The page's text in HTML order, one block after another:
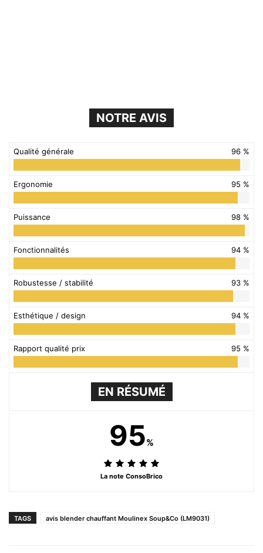
NOTRE AVIS
Qualité générale 96 %
Ergonomie 95 %
Puissance 98 %
Fonctionnalités 94 %
Robustesse / stabilité 93 %
Esthétique / design 94 %
Rapport qualité prix 95 %
EN RÉSUMÉ
95%
La note ConsoBrico
TAGS avis blender chauffant Moulinex Soup&Co (LM9031)